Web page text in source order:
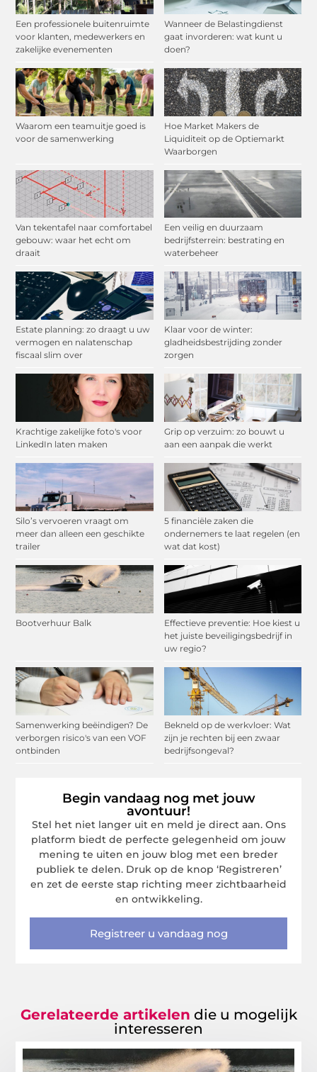
Een professionele buitenruimte
voor klanten, medewerkers en
zakelijke evenementen
Wanneer de Belastingdienst
gaat invorderen: wat kunt u
doen?
Waarom een teamuitje goed is
voor de samenwerking
Hoe Market Makers de
Liquiditeit op de Optiemarkt
Waarborgen
Van tekentafel naar comfortabel
gebouw: waar het echt om
draait
Een veilig en duurzaam
bedrijfsterrein: bestrating en
waterbeheer
Estate planning: zo draagt u uw
vermogen en nalatenschap
fiscaal slim over
Klaar voor de winter:
gladheidsbestrijding zonder
zorgen
Krachtige zakelijke foto's voor
LinkedIn laten maken
Grip op verzuim: zo bouwt u
aan een aanpak die werkt
Silo’s vervoeren vraagt om
meer dan alleen een geschikte
trailer
5 financiële zaken die
ondernemers te laat regelen (en
wat dat kost)
Bootverhuur Balk
Effectieve preventie: Hoe kiest u
het juiste beveiligingsbedrijf in
uw regio?
Samenwerking beëindigen? De
verborgen risico's van een VOF
ontbinden
Bekneld op de werkvloer: Wat
zijn je rechten bij een zwaar
bedrijfsongeval?
Begin vandaag nog met jouw
avontuur!
Stel het niet langer uit en meld je direct aan. Ons
platform biedt de perfecte gelegenheid om jouw
mening te uiten en jouw blog met een breder
publiek te delen. Druk op de knop ‘Registreren’
en zet de eerste stap richting meer zichtbaarheid
en ontwikkeling.
Registreer u vandaag nog
Gerelateerde artikelen die u mogelijk
interesseren